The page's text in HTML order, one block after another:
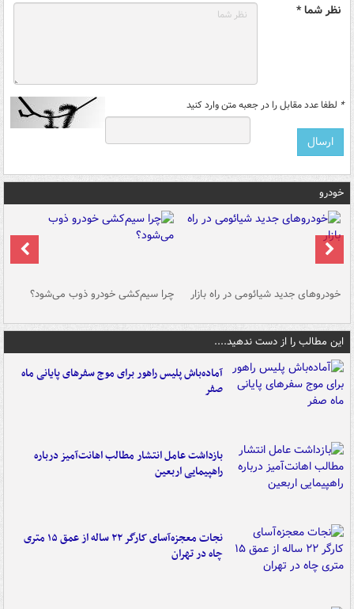
نظر شما *
* لطفا عدد مقابل را در جعبه متن وارد کنید
خودرو
خودروهای جدید شیائومی در راه بازار چرا سیم‌کشی خودرو ذوب می‌شود؟
این مطالب را از دست ندهید....
آماده‌باش پلیس راهور برای موج سفرهای پایانی ماه
صفر
بازداشت عامل انتشار مطالب اهانت‌آمیز درباره
راهپیمایی اربعین
نجات معجزه‌آسای کارگر ۲۲ ساله از عمق ۱۵ متری
چاه در تهران